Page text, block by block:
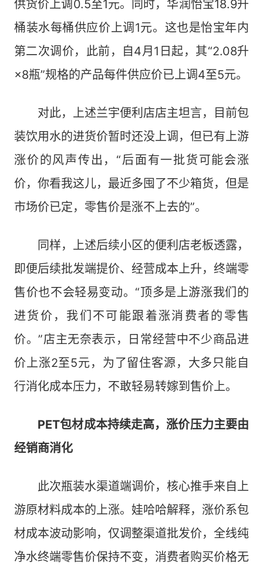
供货价上调0.5至1元。同时，华润怡宝18.9升
桶装水每桶供应价上调1元。这也是怡宝年内
第二次调价，此前，自4月1日起，其“2.08升
×8瓶”规格的产品每件供应价已上调4至5元。
对此，上述兰宇便利店店主坦言，目前包
装饮用水的进货价暂时还没上调，但已有上游
涨价的风声传出，“后面有一批货可能会涨
价，你看我这儿，最近多囤了不少箱货，但是
市场价已定，零售价是涨不上去的”。
同样，上述后续小区的便利店老板透露，
即便后续批发端提价、经营成本上升，终端零
售价也不会轻易变动。“顶多是上游涨我们的
进货价，我们不可能跟着涨消费者的零售
价。”店主无奈表示，日常经营中不少商品进
价上涨2至5元，为了留住客源，大多只能自
行消化成本压力，不敢轻易转嫁到售价上。
PET包材成本持续走高，涨价压力主要由
经销商消化
此次瓶装水渠道端调价，核心推手来自上
游原材料成本的上涨。娃哈哈解释，涨价系包
材成本波动影响，仅调整渠道批发价，全线纯
净水终端零售价保持不变，消费者购买价格无